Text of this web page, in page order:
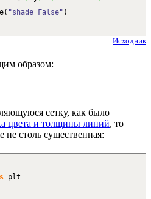
( "shade=False" )
Исходник
образом:
сетку, как было
цвета и толщины линий, то
не столь существенная:
plt